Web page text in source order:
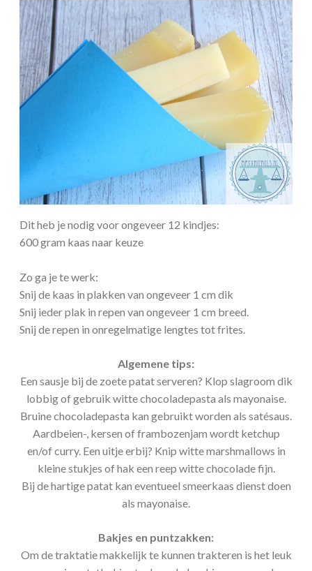
Dit heb je nodig voor ongeveer 12 kindjes:
600 gram kaas naar keuze
Zo ga je te werk:
Snij de kaas in plakken van ongeveer 1 cm dik
Snij ieder plak in repen van ongeveer 1 cm breed.
Snij de repen in onregelmatige lengtes tot frites.
Algemene tips:
Een sausje bij de zoete patat serveren? Klop slagroom dik
lobbig of gebruik witte chocoladepasta als mayonaise.
Bruine chocoladepasta kan gebruikt worden als satésaus.
Aardbeien-, kersen of frambozenjam wordt ketchup
en/of curry. Een uitje erbij? Knip witte marshmallows in
kleine stukjes of hak een reep witte chocolade fijn.
Bij de hartige patat kan eventueel smeerkaas dienst doen
als mayonaise.
Bakjes en puntzakken:
Om de traktatie makkelijk te kunnen trakteren is het leuk